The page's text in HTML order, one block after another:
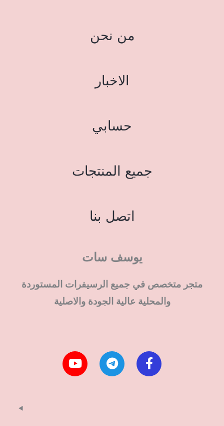
من نحن
الاخبار
حسابي
جميع المنتجات
اتصل بنا
يوسف سات
متجر متخصص في جميع الرسيفرات المستوردة
والمحلية عالية الجودة والاصلية